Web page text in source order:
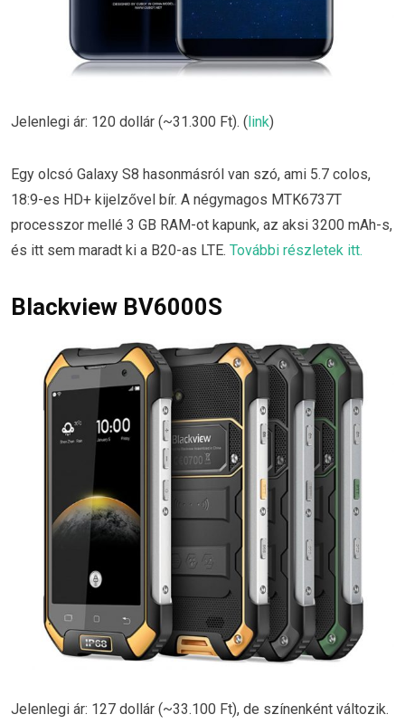
Jelenlegi ár: 120 dollár (~31.300 Ft). ( link)
Egy olcsó Galaxy S8 hasonmásról van szó, ami 5.7 colos,
18:9-es HD+ kijelzővel bír. A négymagos MTK6737T
processzor mellé 3 GB RAM-ot kapunk, az aksi 3200 mAh-s,
és itt sem maradt ki a B20-as LTE. További részletek itt.
Blackview BV6000S
Jelenlegi ár: 127 dollár (~33.100 Ft), de színenként változik.